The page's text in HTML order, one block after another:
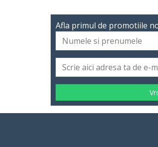
Afla primul de promotiile